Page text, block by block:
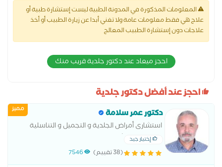
المعلومات المذكورة في المدونة الطبية ليست إستشارة طبية أو
علاج هي فقط معلومات عامة ولا تغني أبدا عن زيارة الطبيب أو أخذ
علاجات دون إستشارة الطبيب المعالج
احجز ميعاد عند دكتور جلدية قريب منك
احجز عند أفضل دكتور جلدية
مميز دكتور عمر سلامة
استشارى أمراض الجلدية و التجميل و التناسلية
-جامعة عين شمس
إختيار جيد
(38 تقييم) 7546